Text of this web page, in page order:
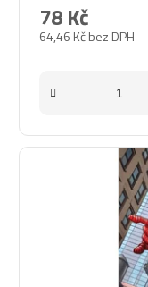
64,46 Kč bez DPH
78 Kč